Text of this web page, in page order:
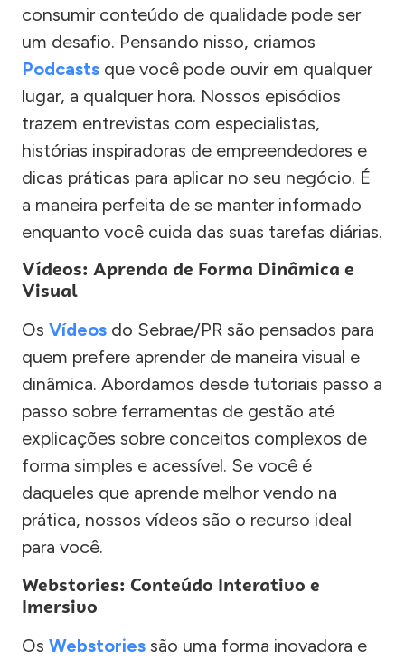
consumir conteúdo de qualidade pode ser
um desafio. Pensando nisso, criamos
Podcasts que você pode ouvir em qualquer
lugar, a qualquer hora. Nossos episódios
trazem entrevistas com especialistas,
histórias inspiradoras de empreendedores e
dicas práticas para aplicar no seu negócio. É
a maneira perfeita de se manter informado
enquanto você cuida das suas tarefas diárias.
Vídeos: Aprenda de Forma Dinâmica e
Visual
Os Vídeos do Sebrae/PR são pensados para
quem prefere aprender de maneira visual e
dinâmica. Abordamos desde tutoriais passo a
passo sobre ferramentas de gestão até
explicações sobre conceitos complexos de
forma simples e acessível. Se você é
daqueles que aprende melhor vendo na
prática, nossos vídeos são o recurso ideal
para você.
Webstories: Conteúdo Interativo e
Imersivo
Os Webstories são uma forma inovadora e